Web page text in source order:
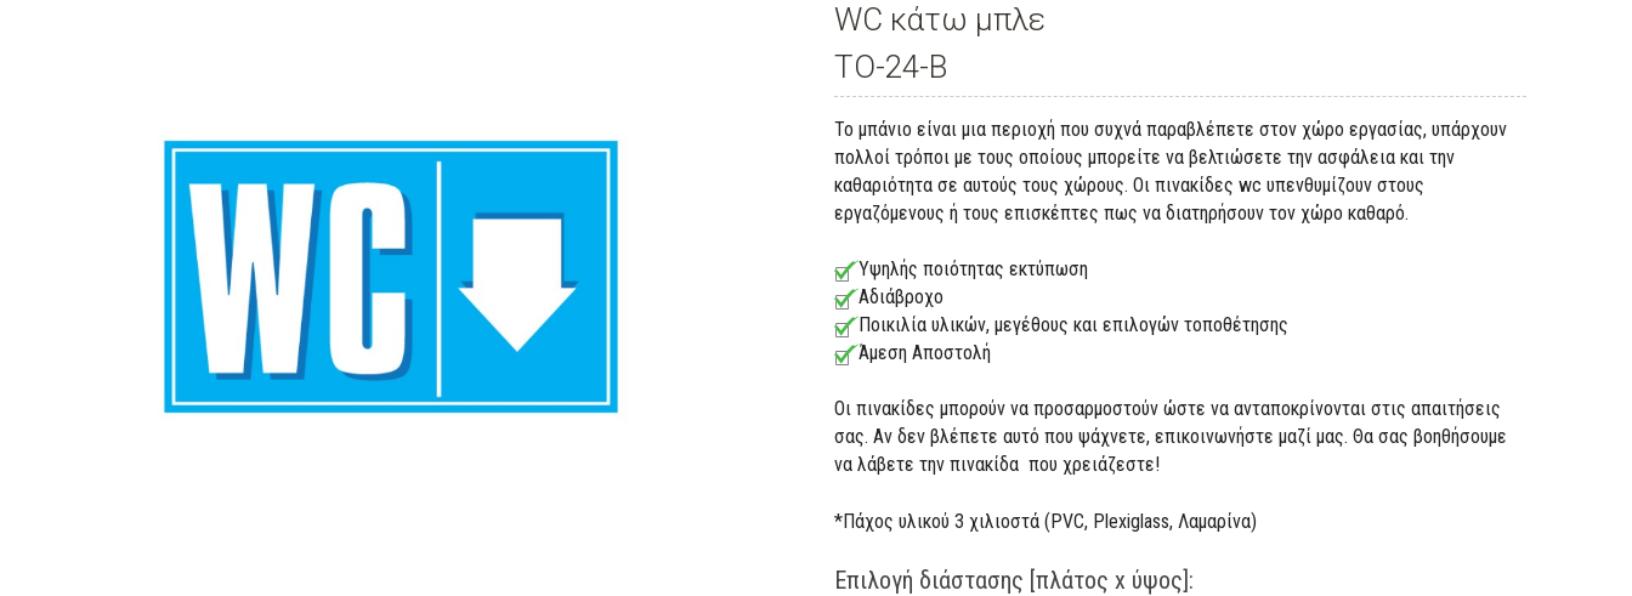
WC κάτω μπλε
TO-24-B
To μπάνιo είναι μια περιοχή που συχνά παραβλέπετε στον χώρο εργασίας, υπάρχουν
πολλοί τρόποι με τους οποίους μπορείτε να βελτιώσετε την ασφάλεια και την
καθαριότητα σε αυτούς τους χώρους. Οι πινακίδες wc υπενθυμίζουν στους
εργαζόμενους ή τους επισκέπτες πως να διατηρήσουν τον χώρο καθαρό.
Υψηλής ποιότητας εκτύπωση
Αδιάβροχο
Ποικιλία υλικών, μεγέθους και επιλογών τοποθέτησης
Άμεση Αποστολή
Οι πινακίδες μπορούν να προσαρμοστούν ώστε να ανταποκρίνονται στις απαιτήσεις
σας. Αν δεν βλέπετε αυτό που ψάχνετε, επικοινωνήστε μαζί μας. Θα σας βοηθήσουμε
να λάβετε την πινακίδα που χρειάζεστε!
*Πάχος υλικού 3 χιλιοστά (PVC, Plexiglass, Λαμαρίνα)
Επιλογή διάστασης [πλάτος x ύψος]: